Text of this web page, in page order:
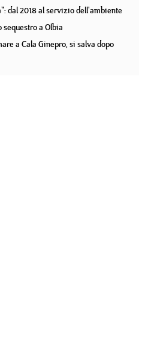
dal 2018 al servizio dell'ambiente
a Olbia
a Cala Ginepro, si salva dopo